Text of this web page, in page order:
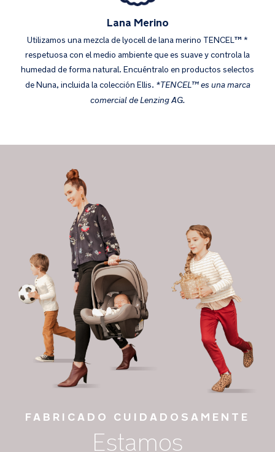
Lana Merino
Utilizamos una mezcla de lyocell de lana merino TENCEL™ *
respetuosa con el medio ambiente que es suave y controla la
humedad de forma natural. Encuéntralo en productos selectos
de Nuna, incluida la colección Ellis. *TENCEL™ es una marca
comercial de Lenzing AG.
FABRICADO CUIDADOSAMENTE
Estamos